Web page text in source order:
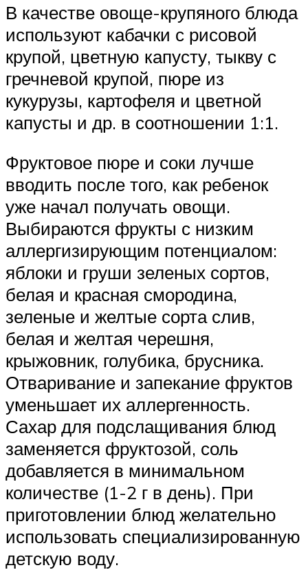
В качестве овоще-крупяного блюда
используют кабачки с рисовой
крупой, цветную капусту, тыкву с
гречневой крупой, пюре из
кукурузы, картофеля и цветной
капусты и др. в соотношении 1:1.
Фруктовое пюре и соки лучше
вводить после того, как ребенок
уже начал получать овощи.
Выбираются фрукты с низким
аллергизирующим потенциалом:
яблоки и груши зеленых сортов,
белая и красная смородина,
зеленые и желтые сорта слив,
белая и желтая черешня,
крыжовник, голубика, брусника.
Отваривание и запекание фруктов
уменьшает их аллергенность.
Сахар для подслащивания блюд
заменяется фруктозой, соль
добавляется в минимальном
количестве (1-2 г в день). При
приготовлении блюд желательно
использовать специализированную
детскую воду.